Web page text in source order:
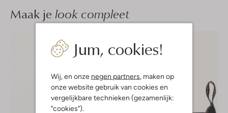
Jum, cookies!
Wij, en onze negen partners , maken op
onze website gebruik van cookies en
vergelijkbare technieken (gezamenlijk:
"cookies").
Maak je look compleet